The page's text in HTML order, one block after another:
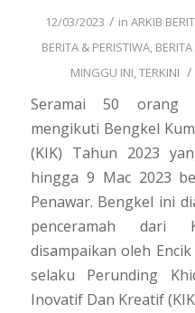
12/03/2023 / in ARKIB
BERITA & PERISTIWA,
MINGGU INI,TERKINI /
Seramai 50 orang
mengikuti Bengkel
(KIK) Tahun 2023
hingga 9 Mac 2023
Penawar. Bengkel ini
penceramah dari
disampaikan oleh
selaku Perunding
Inovatif Dan Kreatif (KIK)